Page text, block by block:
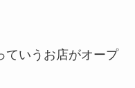
ていうお店がオープ